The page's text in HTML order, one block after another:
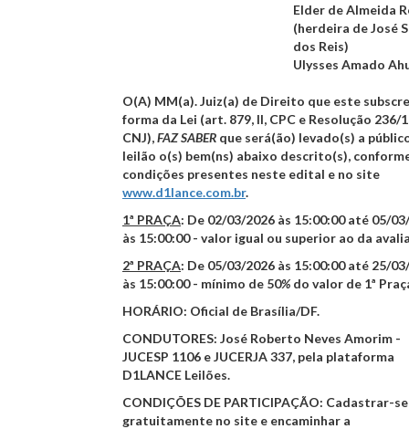
Elder de Almeida
(herdeira de José
dos Reis)
Ulysses Amado
O(A) MM(a). Juiz(a) de Direito que este
forma da Lei (art. 879, II, CPC e Resolução 236/
CNJ),FAZ SABER que será(ão) levado(s) a
leilão o(s) bem(ns) abaixo descrito(s),
condições presentes neste edital e no site
www.d1lance.com.br.
1ª PRAÇA: De 02/03/2026 às 15:00:00até 05/
às 15:00:00- valor igual ou superior ao da
2ª PRAÇA: De 05/03/2026 às 15:00:00até 25/
às 15:00:00- mínimo de 50% do valor de 1ª
HORÁRIO: Oficial de Brasília/DF.
CONDUTORES: José Roberto Neves Amorim -
JUCESP 1106 e JUCERJA 337, pela plataforma
D1LANCE Leilões.
CONDIÇÕES DE PARTICIPAÇÃO: Cadastrar-se
gratuitamente no site e encaminhar a